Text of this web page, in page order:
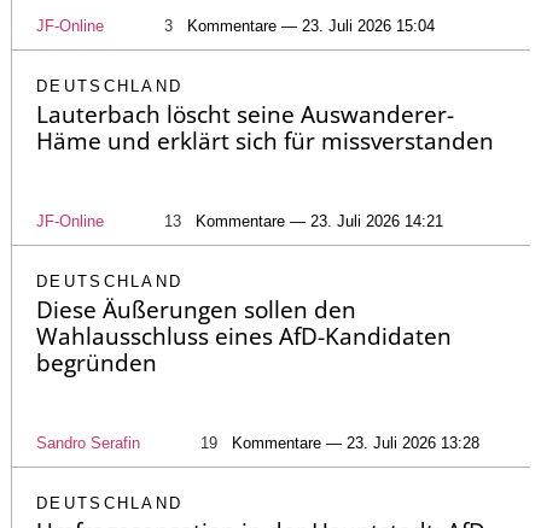
JF-Online 3 Kommentare — 23. Juli 2026 15:04
DEUTSCHLAND
Lauterbach löscht seine Auswanderer-
Häme und erklärt sich für missverstanden
JF-Online 13 Kommentare — 23. Juli 2026 14:21
DEUTSCHLAND
Diese Äußerungen sollen den
Wahlausschluss eines AfD-Kandidaten
begründen
Sandro Serafin 19 Kommentare — 23. Juli 2026 13:28
DEUTSCHLAND